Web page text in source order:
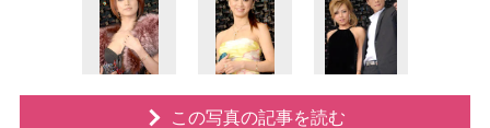
この写真の記事を読む